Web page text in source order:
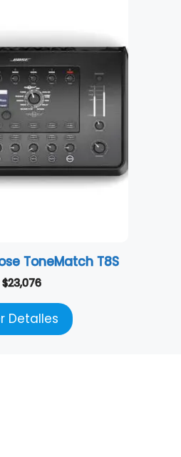
ToneMatch T8S
$23,076
Detalles